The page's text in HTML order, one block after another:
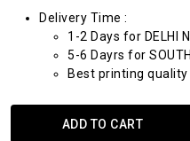
Delivery Time :
1-2 Days for DELHI
5-6 Dayrs for
Best printing
ADD TO CART